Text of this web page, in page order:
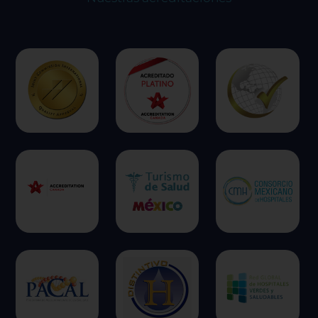
Permitir todas
Cookies dirigidas
Cookies de funcionalidad
Cookies de rendimiento